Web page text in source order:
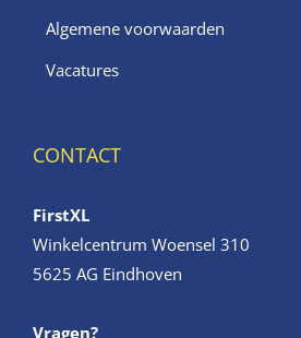
Algemene voorwaarden
Vacatures
CONTACT
FirstXL
Winkelcentrum Woensel 310
5625 AG Eindhoven
Vragen?